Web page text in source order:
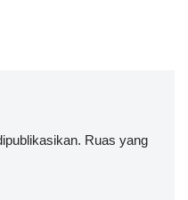
Ruas yang